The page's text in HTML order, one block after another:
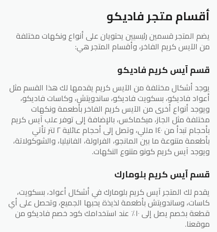
أقسام متجر فاديكو
يضم المتجر قسمين رئيسيين يحتويان على أنواع ونكهات مختلفة
من الآيس كريم الفاخر، وأقسام المتجر هي:
قسم آيس كريم فاديكو
يوجد أشكال مختلفة من الآيس كريم يقدمها لك هذا القسم مثل
أعواد فاديكو، بسكويت فاديكو، ساندويتش، وكاسات فاديكو،
ويوجد أنواع أخرى من الآيس كريم الفاخر بأطعمة ونكهات
مختلفة مثل الجاز، ميكماكس، بالإضافة إلى توفر علب آيس كريم
بأحجام تبدأ من ١٤٠ مللي، وتصل إلى أحجام عائلية ٢ لتر تأتي
بأطعمة متنوعة ما بين المانجو، الفراولة، الفانيليا، والشوكولاتة،
ويوجد آيس كريم كونو متنوع النكهات.
قسم آيس كريم بلومارك
يقدم لك المتجر آيس كريم بلومارك في أشكال أعواد، بسكويت،
كاسات، وساندويتش بأطعمة لذيذة يحبها الجميع، وتحصل على أي
قطعة بخصم يصل إلى ١٠٪ عند استخدامك كود خصم فاديكو من
موقعنا.